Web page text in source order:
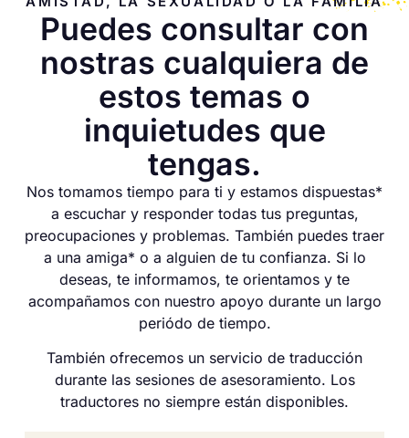
Puedes consultar con
nostras cualquiera de
estos temas o
inquietudes que
tengas.
Nos tomamos tiempo para ti y estamos dispuestas*
a escuchar y responder todas tus preguntas,
preocupaciones y problemas. También puedes traer
a una amiga* o a alguien de tu confianza. Si lo
deseas, te informamos, te orientamos y te
acompañamos con nuestro apoyo durante un largo
periódo de tiempo.
También ofrecemos un servicio de traducción
durante las sesiones de asesoramiento. Los
traductores no siempre están disponibles.